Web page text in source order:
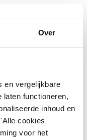
Over
en vergelijkbare
laten functioneren,
inhoud en
cookies
voor het